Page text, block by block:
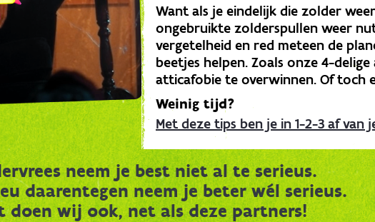
Want als je eindelijk die zolder
ongebruikte zolderspullen weer
vergetelheid en red meteen de
beetjes helpen. Zoals onze 4-
atticafobie te overwinnen. Of toch
Weinig tijd?
Met deze tips ben je in 1-2-3 af van
neem je best niet al te serieus.
daarentegen neem je beter wél serieus.
doen wij ook, net als deze partners!